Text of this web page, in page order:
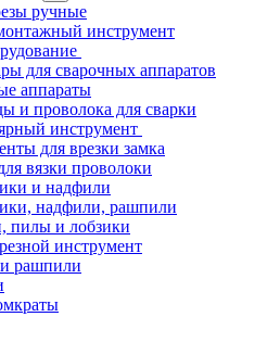
ручные
инструмент
для сварочных аппаратов
аппараты
и проволока для сварки
инструмент
для врезки замка
вязки проволоки
и надфили
надфили, рашпили
пилы и лобзики
инструмент
рашпили